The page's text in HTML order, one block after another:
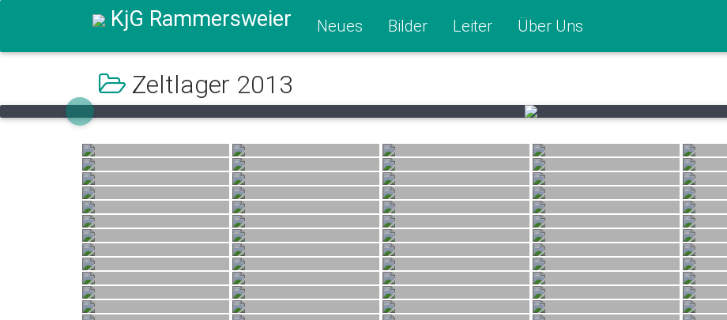
KjG Rammersweier Neues Bilder Leiter Über Uns
Zeltlager 2013
Previous